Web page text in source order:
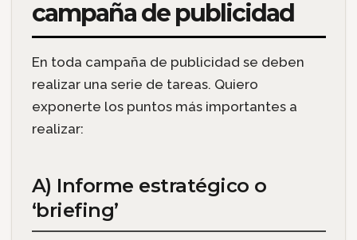
campaña de publicidad
En toda campaña de publicidad se deben
realizar una serie de tareas. Quiero
exponerte los puntos más importantes a
realizar:
A) Informe estratégico o
‘briefing’